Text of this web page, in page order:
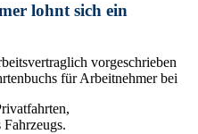
lohnt sich ein
vorgeschrieben
für Arbeitnehmer bei